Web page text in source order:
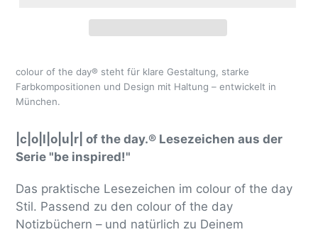
colour of the day® steht für klare Gestaltung, starke
Farbkompositionen und Design mit Haltung – entwickelt in
München.
|c|o|l|o|u|r| of the day.® Lesezeichen aus der
Serie "be inspired!"
Das praktische Lesezeichen im colour of the day
Stil. Passend zu den colour of the day
Notizbüchern – und natürlich zu Deinem